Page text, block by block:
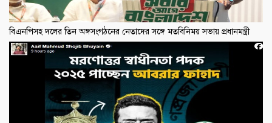
বিএনপিসহ দলের তিন অঙ্গসংগঠনের নেতাদের সঙ্গে মতবিনিময় সভায় প্রধানমন্ত্রী